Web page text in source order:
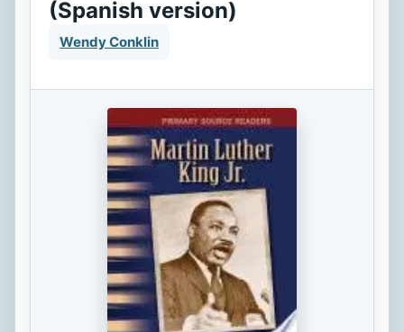
(Spanish version)
Wendy Conklin